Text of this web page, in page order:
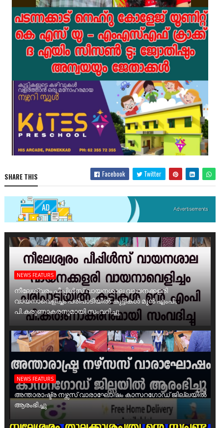
SHARE THIS Facebook Twitter
NEWS FEATURS
നീലേശ്വരം പീപ്പിൾസ് വായനശാല വായനക്കളരി
വായനാവെളിച്ചം പരിപാടിയിൽ കുട്ടികൾ മുൻ എംപി,
പി.കരുണാകരനുമായി സംവദിച്ചു
NEWS FEATURS
അന്താരാഷ്ട്ര നഴ്സസ് വാരാഘോഷം കാസറഗോഡ് ജില്ലയിൽ
ആരംഭിച്ചു